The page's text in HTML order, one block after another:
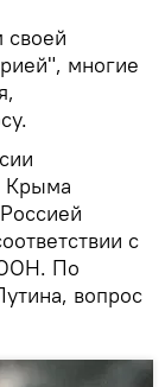
своей
многие
Крыма
с
По
вопрос